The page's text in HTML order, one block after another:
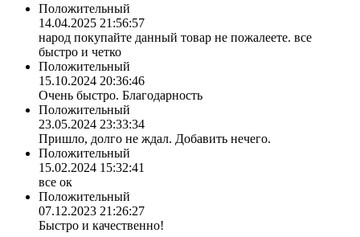
Положительный
14.04.2025 21:56:57
народ покупайте данный товар не пожалеете. все
быстро и четко
Положительный
15.10.2024 20:36:46
Очень быстро. Благодарность
Положительный
23.05.2024 23:33:34
Пришло, долго не ждал. Добавить нечего.
Положительный
15.02.2024 15:32:41
все ок
Положительный
07.12.2023 21:26:27
Быстро и качественно!